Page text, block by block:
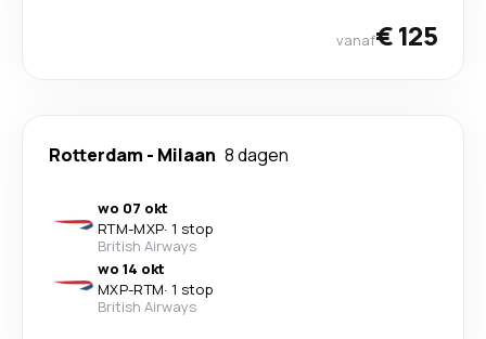
vanaf€ 125
Rotterdam - Milaan 8 dagen
wo 07 okt
RTM-MXP· 1 stop
British Airways
wo 14 okt
MXP-RTM· 1 stop
British Airways